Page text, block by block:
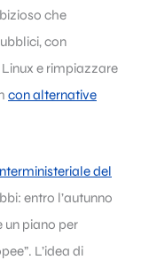
che
con
e rimpiazzare
con alternative
del
entro l’autunno
un piano per
L’idea di